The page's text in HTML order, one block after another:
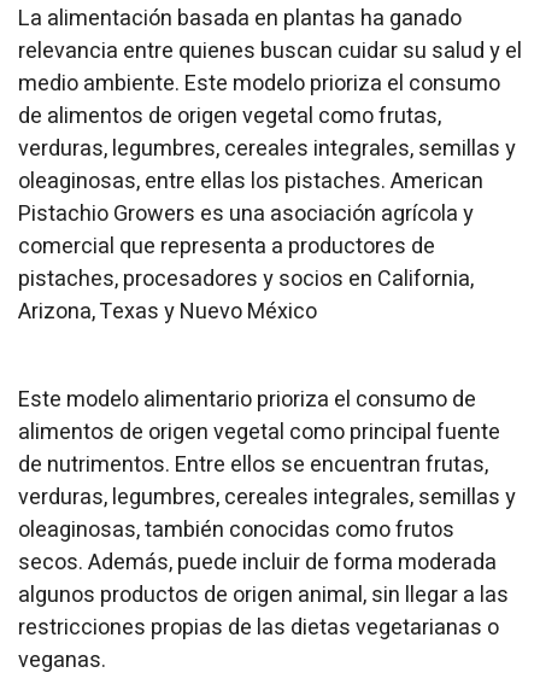
La alimentación basada en plantas ha ganado
relevancia entre quienes buscan cuidar su salud y el
medio ambiente. Este modelo prioriza el consumo
de alimentos de origen vegetal como frutas,
verduras, legumbres, cereales integrales, semillas y
oleaginosas, entre ellas los pistaches. American
Pistachio Growers es una asociación agrícola y
comercial que representa a productores de
pistaches, procesadores y socios en California,
Arizona, Texas y Nuevo México
Este modelo alimentario prioriza el consumo de
alimentos de origen vegetal como principal fuente
de nutrimentos. Entre ellos se encuentran frutas,
verduras, legumbres, cereales integrales, semillas y
oleaginosas, también conocidas como frutos
secos. Además, puede incluir de forma moderada
algunos productos de origen animal, sin llegar a las
restricciones propias de las dietas vegetarianas o
veganas.